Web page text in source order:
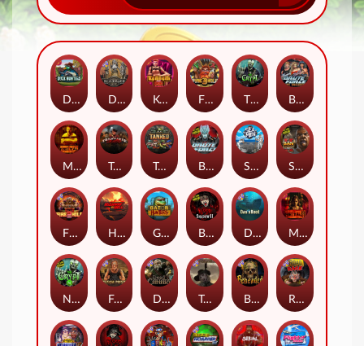
Seamen
Duck Hunters Fire in the Hole 3
Highway to Hell
Brute Force
Mental 2
Tombstone Slaughter San Quentin 2: Death Row
Blood & Shadow 2
Mental
The Crypt
Deadwood R.I.P
Beheaded
Brute Force: Alien Onslaught
Nexus The Crypt
Gator Hunters
Kenneth Must Die
Tombstone RIP
Fire in the Hole 2
Tanked
Folsom Prison
Das xBoot
Road Rage
Dead Canary